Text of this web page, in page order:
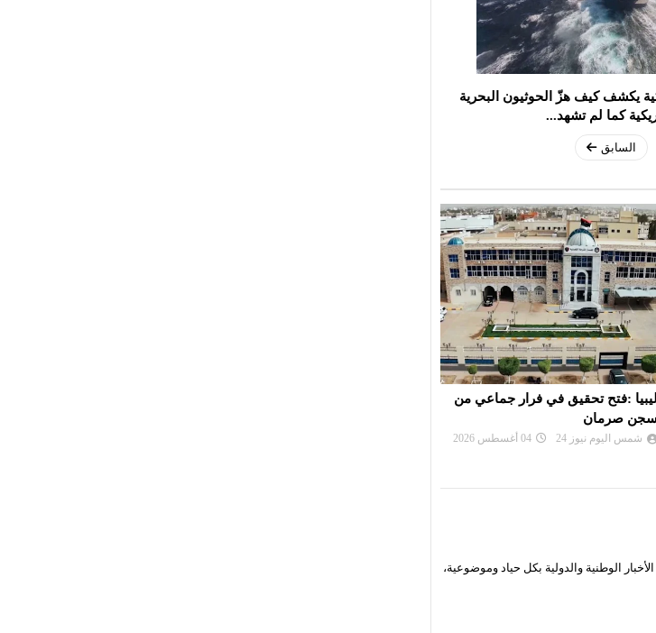
يكشف كيف هزّ الحوثيون البحرية
كما لم تشهد...
السابق
ليبيا :فتح تحقيق في فرار جماعي من
سجن صرمان
شمس اليوم نيوز 24 04 أغسطس 2026
الوطنية والدولية بكل حياد وموضوعية،